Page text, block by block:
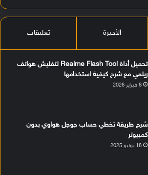
الأخيرة تعليقات
تحميل أداة Realme Flash Tool لتفليش هواتف
ريلمي مع شرح كيفية استخدامها
8 فبراير 2026
شرح طريقة تخطي حساب جوجل هواوي بدون
كمبيوتر
18 يوليو 2025